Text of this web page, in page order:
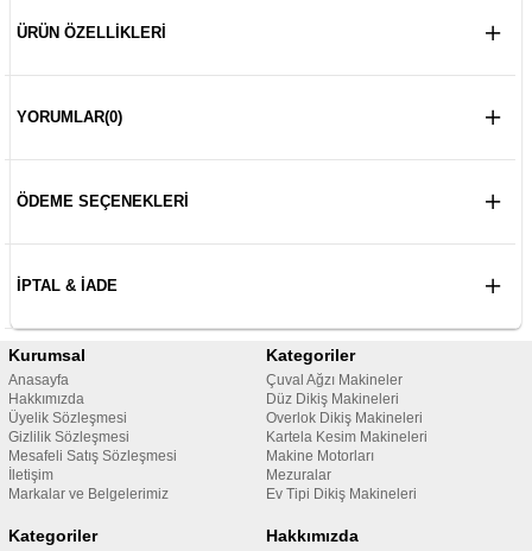
ÜRÜN ÖZELLIKLERI
YORUMLAR(0)
ÖDEME SEÇENEKLERI
İPTAL & İADE
Kurumsal
Anasayfa
Hakkımızda
Üyelik Sözleşmesi
Gizlilik Sözleşmesi
Mesafeli Satış Sözleşmesi
İletişim
Markalar ve Belgelerimiz
Kategoriler
Çuval Ağzı Makineler
Düz Dikiş Makineleri
Overlok Dikiş Makineleri
Kartela Kesim Makineleri
Makine Motorları
Mezuralar
Ev Tipi Dikiş Makineleri
Kategoriler Hakkımızda